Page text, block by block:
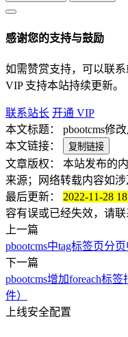
感谢您的支持与鼓励
如需赞赏支持，可以联
VIP 支持本站持续更新。
联系站长 开通 VIP
本文标题：
pbootcms修
本文链接：
复制链接
文章版权：
本站发布的
来源；网络转载内容如
最后更新：
2022-11-28
容有误或已经失效，请联
上一篇
pbootcms中tag标签页分
下一篇
pbootcms增加foreach标
件）
上线安全配置